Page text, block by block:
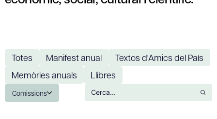
Totes Manifest anual
Textos d'Amics del País
Memòries anuals
Llibres
Comissions